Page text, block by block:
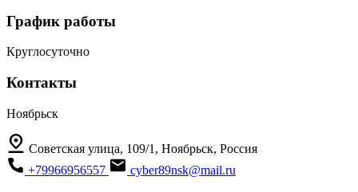
График работы
Круглосуточно
Контакты
Ноябрьск
Советская улица, 109/1, Ноябрьск, Россия
+79966956557
cyber89nsk@mail.ru